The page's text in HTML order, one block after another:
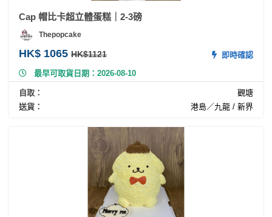
Cap 帽比卡超立體蛋糕｜2-3磅
Thepopcake
HK$ 1065 HK$1121
即時確認
最早可取貨日期：2026-08-10
自取：
觀塘
送貨：
港島／九龍 / 新界